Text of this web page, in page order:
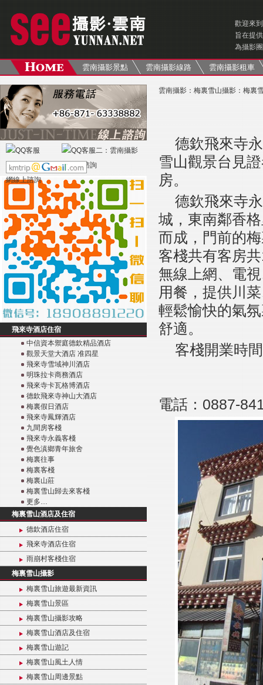
歡迎來
旨在提供
為攝影
雲南攝影景點 雲南攝影線路 雲南攝影租車
飛來寺酒店住宿
中信資本禦庭德欽精品酒店
觀景天堂大酒店 准四星
飛來寺雪域神川酒店
明珠拉卡商務酒店
飛來寺卡瓦格博酒店
德欽飛來寺神山大酒店
梅裏假日酒店
飛來寺鳳輝酒店
九間房客棧
飛來寺永義客棧
覺色滇鄉青年旅舍
梅裏往事
梅裏客棧
梅裏山莊
梅裏雪山歸去來客棧
更多…
梅裏雪山酒店及住宿
德欽酒店住宿
飛來寺酒店住宿
雨崩村客棧住宿
梅裏雪山攝影
梅裏雪山旅遊最新資訊
梅裏雪山景區
梅裏雪山攝影攻略
梅裏雪山酒店及住宿
梅裏雪山遊記
梅裏雪山風土人情
梅裏雪山周邊景點
雲南攝影 ： 梅裏雪山攝影 ： 梅裏
德欽飛來寺
雪山觀景台見
房。
德欽飛來寺
城，東南鄰香
而成，門前的
客棧共有客房
無線上網、電
用餐，提供川
輕鬆愉快的氣
舒適。
客棧開業時
電話：0887-